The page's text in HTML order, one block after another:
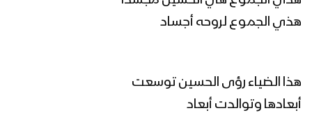
تحصين الساحة الداخلية – القول السديد
هذي الجموع لروحه أجساد
هذا الضياء رؤى الحسين توسعت
أبعادها وتوالدت أبعاد